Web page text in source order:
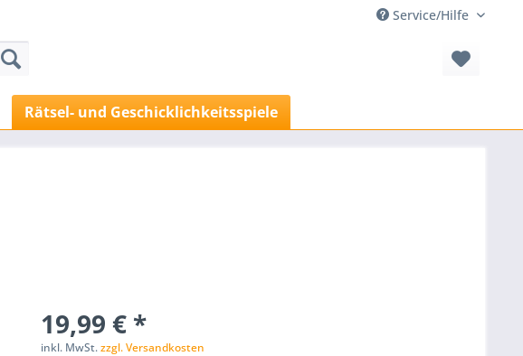
Service/Hilfe
Rätsel- und Geschicklichkeitsspiele
19,99 € *
inkl. MwSt.zzgl. Versandkosten